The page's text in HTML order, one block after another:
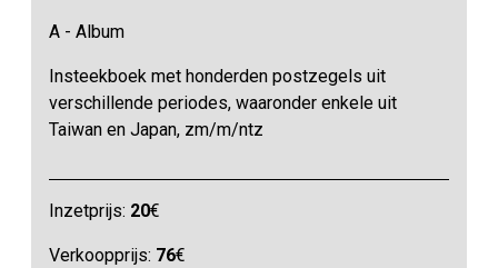
A - Album
Insteekboek met honderden postzegels uit
verschillende periodes, waaronder enkele uit
Taiwan en Japan, zm/m/ntz
Inzetprijs: 20€
Verkoopprijs: 76€